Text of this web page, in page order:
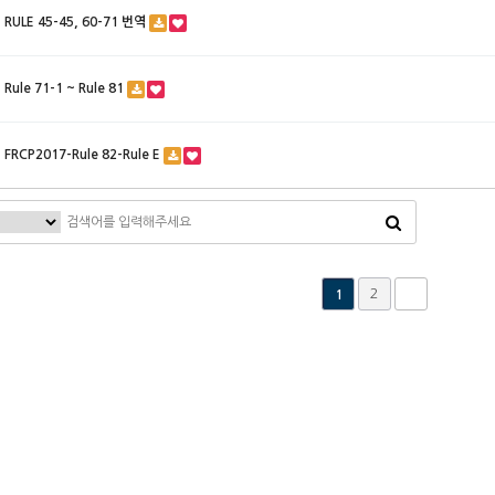
RULE 45-45, 60-71 번역
Rule 71-1 ~ Rule 81
FRCP2017-Rule 82-Rule E
1 2